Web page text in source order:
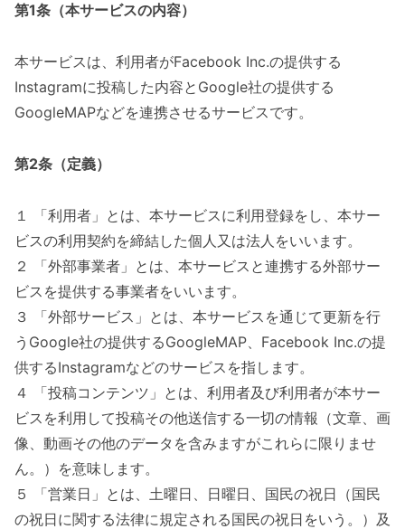
第1条（本サービスの内容）
本サービスは、利用者がFacebook Inc.の提供する
Instagramに投稿した内容とGoogle社の提供する
GoogleMAPなどを連携させるサービスです。
第2条（定義）
１ 「利用者」とは、本サービスに利用登録をし、本サー
ビスの利用契約を締結した個人又は法人をいいます。
２ 「外部事業者」とは、本サービスと連携する外部サー
ビスを提供する事業者をいいます。
３ 「外部サービス」とは、本サービスを通じて更新を行
うGoogle社の提供するGoogleMAP、Facebook Inc.の提
供するInstagramなどのサービスを指します。
４ 「投稿コンテンツ」とは、利用者及び利用者が本サー
ビスを利用して投稿その他送信する一切の情報（文章、画
像、動画その他のデータを含みますがこれらに限りませ
ん。）を意味します。
５ 「営業日」とは、土曜日、日曜日、国民の祝日（国民
の祝日に関する法律に規定される国民の祝日をいう。）及